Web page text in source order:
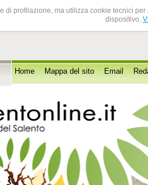
di profilazione, ma utilizza cookie tecnici
dispositivo.
Home Mappa del sito Email